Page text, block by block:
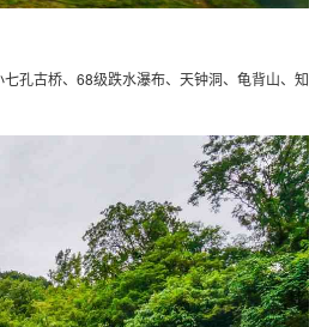
孔古桥、68级跌水瀑布、天钟洞、龟背山、知